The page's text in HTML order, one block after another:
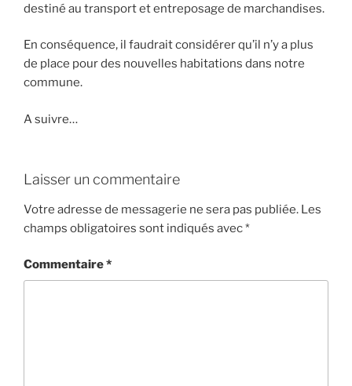
destiné au transport et entreposage de marchandises.
En conséquence, il faudrait considérer qu’il n’y a plus
de place pour des nouvelles habitations dans notre
commune.
A suivre…
Laisser un commentaire
Votre adresse de messagerie ne sera pas publiée. Les
champs obligatoires sont indiqués avec*
Commentaire*